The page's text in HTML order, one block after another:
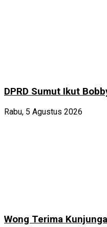
DPRD Sumut Ikut
Rabu, 5 Agustus 2026
Wong Terima